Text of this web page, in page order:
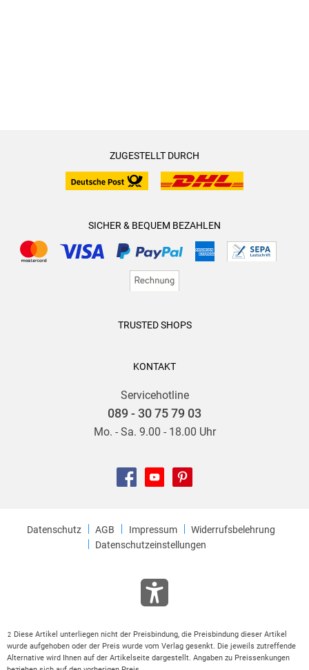
ZUGESTELLT DURCH
SICHER & BEQUEM BEZAHLEN
TRUSTED SHOPS
KONTAKT
Servicehotline
089 - 30 75 79 03
Mo. - Sa. 9.00 - 18.00 Uhr
Datenschutz AGB Impressum
Widerrufsbelehrung
Datenschutzeinstellungen
2
Diese Artikel unterliegen nicht der Preisbindung, die Preisbindung dieser Artikel
wurde aufgehoben oder der Preis wurde vom Verlag gesenkt. Die jeweils zutreffende
Alternative wird Ihnen auf der Artikelseite dargestellt. Angaben zu Preissenkungen